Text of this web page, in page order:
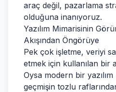
araç değil, pazarlama
olduğuna inanıyoruz.
Yazılım Mimarisinin
Akışından Öngörüye
Pek çok işletme, veriyi
etmek için kullanılan bir
Oysa modern bir
geçmişin tozlu